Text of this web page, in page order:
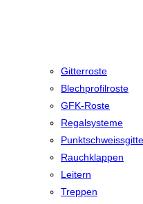
Gitterroste
Blechprofilroste
GFK-Roste
Regalsysteme
Rauchklappen
Leitern
Treppen